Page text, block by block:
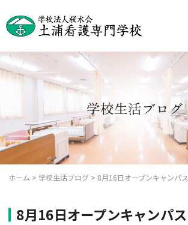
content
学校生活ブログ
ホーム > 学校生活ブログ > 8月16日オープンキャンパス
8月16日オープンキャンパス